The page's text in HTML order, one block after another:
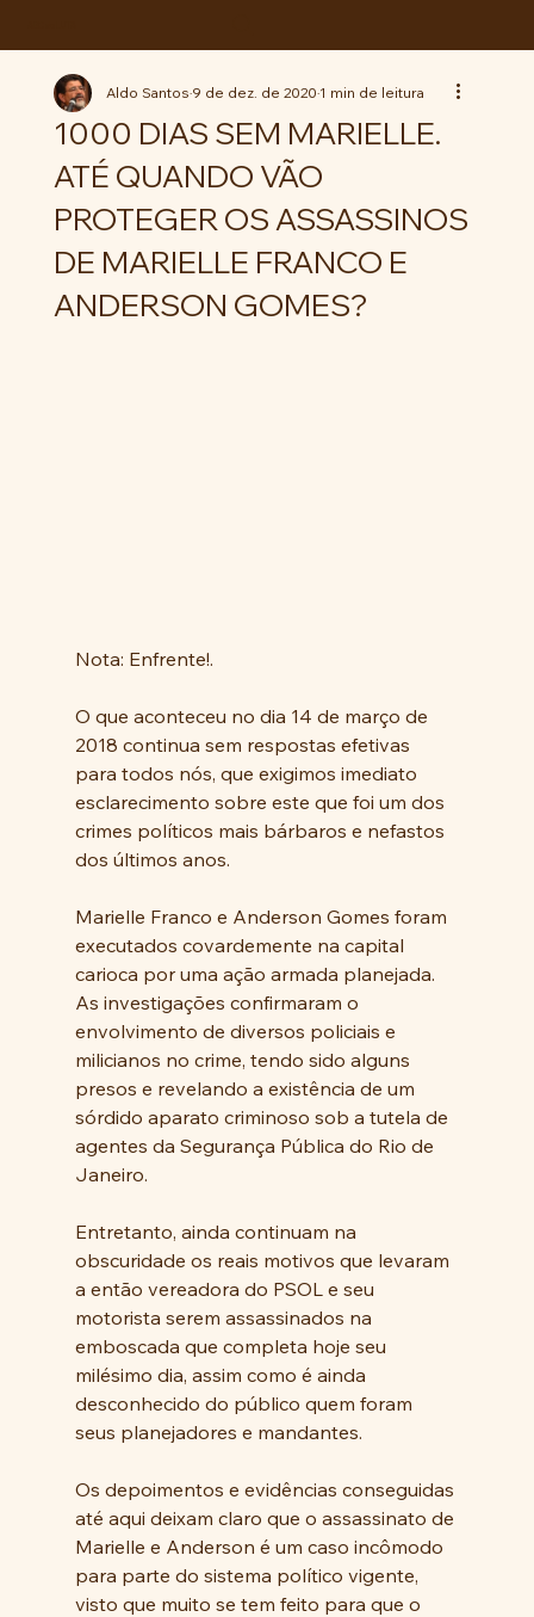
1000 DIAS SEM MARIELLE.
ATÉ QUANDO VÃO
PROTEGER OS ASSASSINOS
DE MARIELLE FRANCO E
ANDERSON GOMES?
Aldo Santos9 de dez. de 20201 min de leitura
Nota: Enfrente!.
O que aconteceu no dia 14 de março de
2018 continua sem respostas efetivas
para todos nós, que exigimos imediato
esclarecimento sobre este que foi um dos
crimes políticos mais bárbaros e nefastos
dos últimos anos.
Marielle Franco e Anderson Gomes foram
executados covardemente na capital
carioca por uma ação armada planejada.
As investigações confirmaram o
envolvimento de diversos policiais e
milicianos no crime, tendo sido alguns
presos e revelando a existência de um
sórdido aparato criminoso sob a tutela de
agentes da Segurança Pública do Rio de
Janeiro.
Entretanto, ainda continuam na
obscuridade os reais motivos que levaram
a então vereadora do PSOL e seu
motorista serem assassinados na
emboscada que completa hoje seu
milésimo dia, assim como é ainda
desconhecido do público quem foram
seus planejadores e mandantes.
Os depoimentos e evidências conseguidas
até aqui deixam claro que o assassinato de
Marielle e Anderson é um caso incômodo
para parte do sistema político vigente,
visto que muito se tem feito para que o